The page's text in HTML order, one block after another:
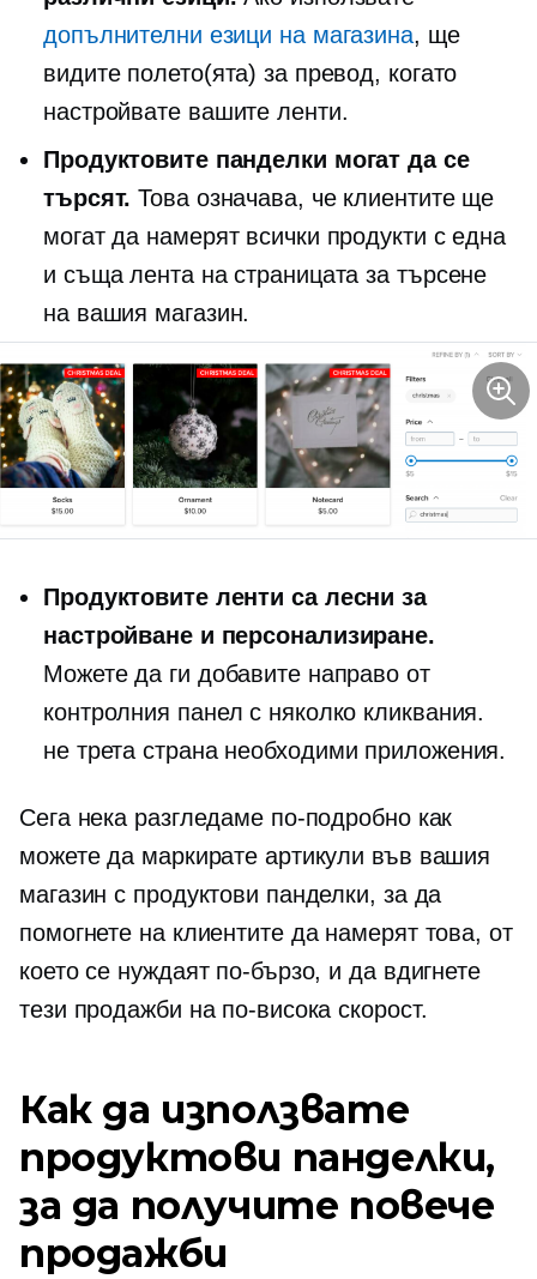
допълнителни езици на магазина, ще
видите полето(ята) за превод, когато
настройвате вашите ленти.
Продуктовите панделки могат да се
търсят. Това означава, че клиентите ще
могат да намерят всички продукти с една
и съща лента на страницата за търсене
на вашия магазин.
Продуктовите ленти са лесни за
настройване и персонализиране.
Можете да ги добавите направо от
контролния панел с няколко кликвания.
не трета странанеобходими приложения.
Сега нека разгледаме по-подробно как
можете да маркирате артикули във вашия
магазин с продуктови панделки, за да
помогнете на клиентите да намерят това, от
което се нуждаят по-бързо, и да вдигнете
тези продажби на по-висока скорост.
Как да използвате
продуктови панделки,
за да получите повече
продажби